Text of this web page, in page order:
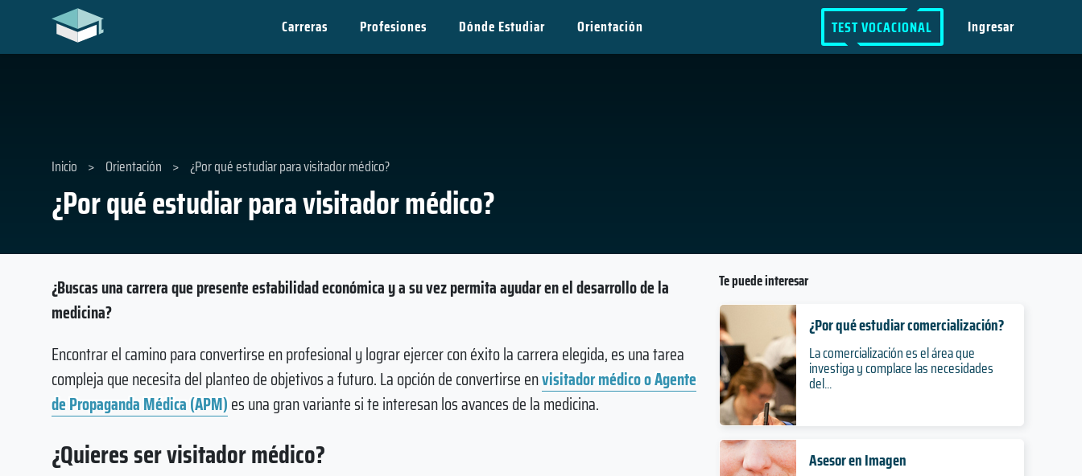
Carreras Profesiones Dónde Estudiar Orientación TEST VOCACIONAL Ingresar
¿Por qué estudiar para visitador médico?
Inicio > Orientación > ¿Por qué estudiar para visitador médico?
¿Buscas una carrera que presente estabilidad económica y a su vez permita ayudar en el desarrollo de la
medicina?
Encontrar el camino para convertirse en profesional y lograr ejercer con éxito la carrera elegida, es una tarea
compleja que necesita del planteo de objetivos a futuro. La opción de convertirse envisitador médico o Agente
de Propaganda Médica (APM)es una gran variante si te interesan los avances de la medicina.
¿Quieres ser visitador médico?
Te puede interesar
¿Por qué estudiar comercialización?
La comercialización es el área que
investiga y complace las necesidades
del...
Asesor en Imagen